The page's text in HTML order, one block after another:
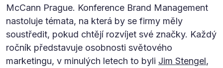
McCann Prague. Konference Brand Management
nastoluje témata, na která by se firmy měly
soustředit, pokud chtějí rozvíjet své značky. Každý
ročník představuje osobnosti světového
marketingu, v minulých letech to byli Jim Stengel,